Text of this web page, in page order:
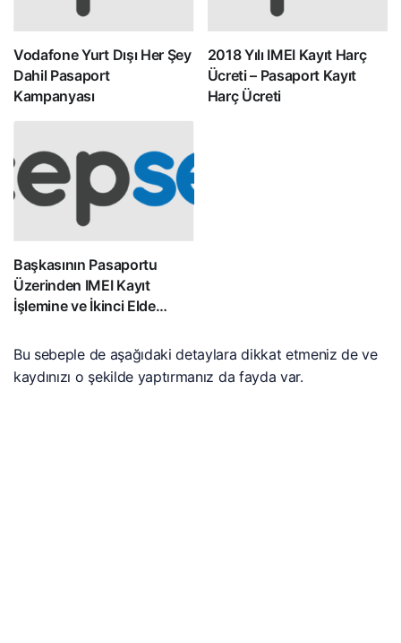
Vodafone Yurt Dışı Her Şey
Dahil Pasaport
Kampanyası
2018 Yılı IMEI Kayıt Harç
Ücreti – Pasaport Kayıt
Harç Ücreti
Başkasının Pasaportu
Üzerinden IMEI Kayıt
İşlemine ve İkinci Elde
Bu sebeple de aşağıdaki detaylara dikkat etmeniz de ve
kaydınızı o şekilde yaptırmanız da fayda var.